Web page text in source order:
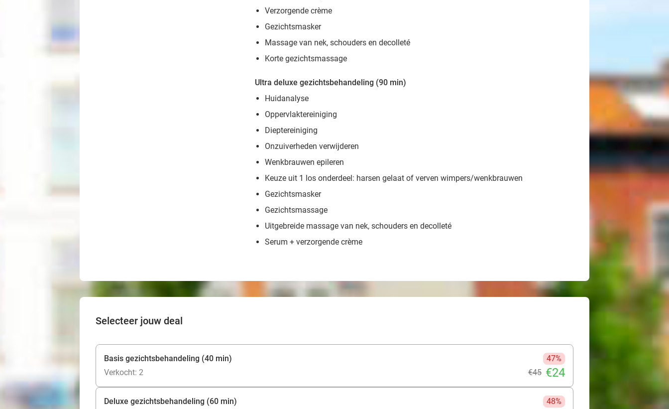
Verzorgende crème
Gezichtsmasker
Massage van nek, schouders en decolleté
Korte gezichtsmassage
Ultra deluxe gezichtsbehandeling (90 min)
Huidanalyse
Oppervlaktereiniging
Dieptereiniging
Onzuiverheden verwijderen
Wenkbrauwen epileren
Keuze uit 1 los onderdeel: harsen gelaat of verven wimpers/wenkbrauwen
Gezichtsmasker
Gezichtsmassage
Uitgebreide massage van nek, schouders en decolleté
Serum + verzorgende crème
Selecteer jouw deal
Basis gezichtsbehandeling (40 min)
47%
Verkocht: 2
€45 €24
Deluxe gezichtsbehandeling (60 min) 48%